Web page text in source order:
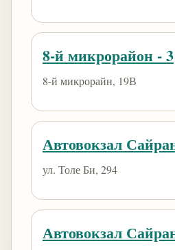
8-й микрорайон - 3
8-й микрорайн, 19В
Автовокзал
ул. Толе Би, 294
Автовокзал